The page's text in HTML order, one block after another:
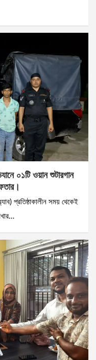
০১টি ওয়ান শুটারগান
প্রতিষ্ঠাকালীন সময় থেকেই